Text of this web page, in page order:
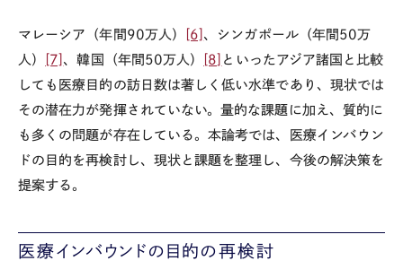
マレーシア（年間 90万人） [6] 、シンガポール（年間 50万
人）
[7] 、韓国（年間 50万人） [8] といったアジア諸国と比較
しても医療目的の訪日数は著しく低い水準であり、現状では
その潜在力が発揮されていない。量的な課題に加え、質的に
も多くの問題が存在している。本論考では、医療インバウン
ドの目的を再検討し、現状と課題を整理し、今後の解決策を
提案する。
医療インバウンドの目的の再検討